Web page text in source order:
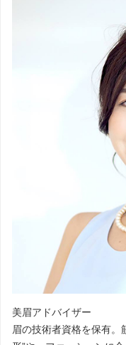
美眉アドバイザー
眉の技術者資格を保有。